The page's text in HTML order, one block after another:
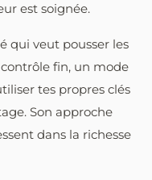
est soignée.
qui veut pousser les
fin, un mode
tes propres clés
Son approche
dans la richesse